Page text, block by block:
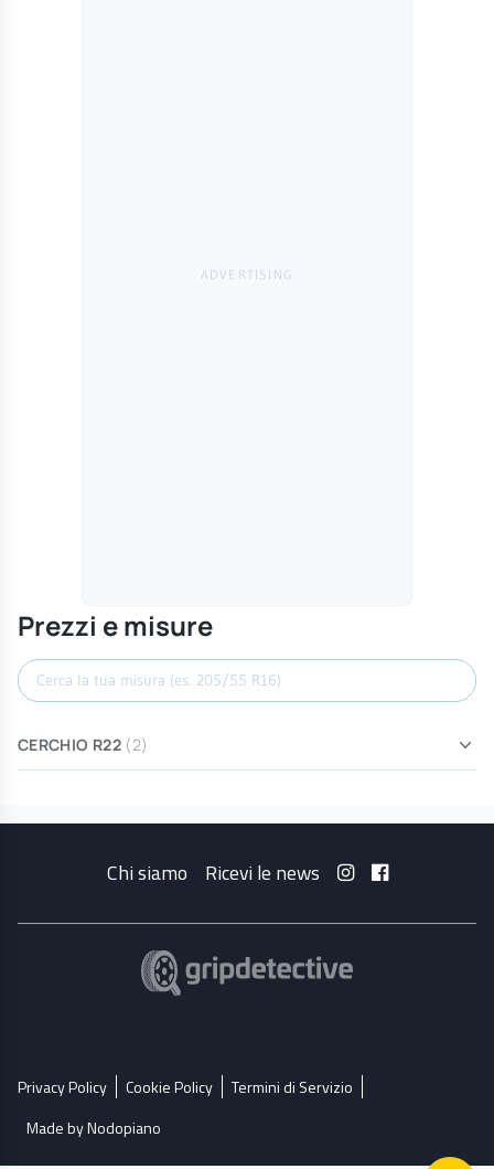
Prezzi e misure
Cerca misura
CERCHIO R22 (2)
Chi siamo Ricevi le news
Privacy Policy Cookie Policy
Termini di Servizio
Made by Nodopiano